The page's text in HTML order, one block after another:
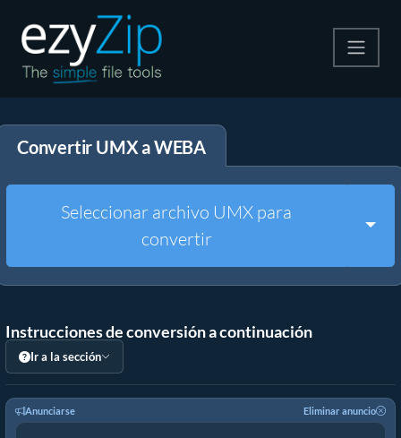
Descomprime
Convertir UMX a WEBA
Seleccionar archivo UMX para
convertir
Instrucciones de conversión a continuación
Ir a la sección
Anunciarse Eliminar anuncio